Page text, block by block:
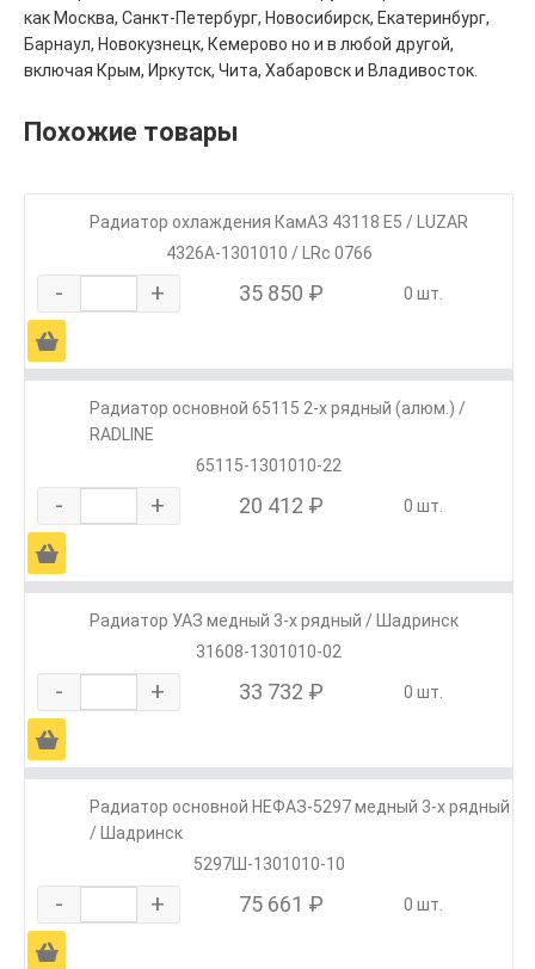
как Москва, Санкт-Петербург, Новосибирск, Екатеринбург,
Барнаул, Новокузнецк, Кемерово но и в любой другой,
включая Крым, Иркутск, Чита, Хабаровск и Владивосток.
Похожие товары
Радиатор охлаждения КамАЗ 43118 Е5 / LUZAR
4326А-1301010 / LRc 0766
- + 35 850 ₽ 0 шт.
Ä
Радиатор основной 65115 2-х рядный (алюм.) /
RADLINE
65115-1301010-22
- + 20 412 ₽ 0 шт.
Ä
Радиатор УАЗ медный 3-х рядный / Шадринск
31608-1301010-02
- + 33 732 ₽ 0 шт.
Ä
Радиатор основной НЕФАЗ-5297 медный 3-х рядный
/ Шадринск
5297Ш-1301010-10
- + 75 661 ₽ 0 шт.
Ä